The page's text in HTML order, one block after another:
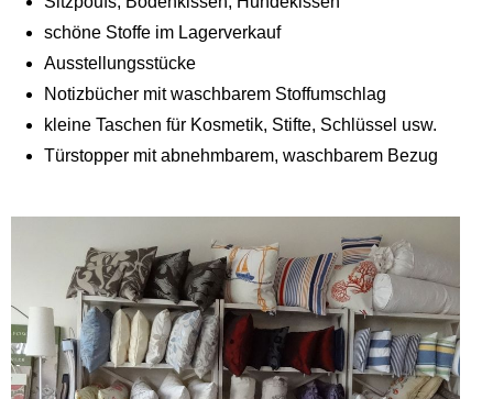
schöne Stoffe im Lagerverkauf
Ausstellungsstücke
Notizbücher mit waschbarem Stoffumschlag
kleine Taschen für Kosmetik, Stifte, Schlüssel usw.
Türstopper mit abnehmbarem, waschbarem Bezug